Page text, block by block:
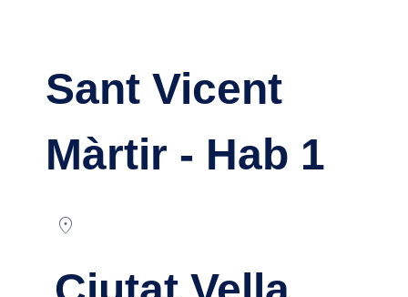
Sant Vicent
Màrtir - Hab 1
location_on